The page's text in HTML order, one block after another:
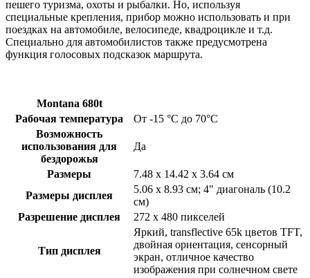
пешего туризма, охоты и рыбалки. Но, используя
специальные крепления, прибор можно использовать и при
поездках на автомобиле, велосипеде, квадроцикле и т.д.
Специально для автомобилистов также предусмотрена
функция голосовых подсказок маршрута.
Montana 680t
Рабочая температура
От -15 °С до 70°С
Возможность
использования для
бездорожья
Да
Размеры
7.48 x 14.42 x 3.64 см
Размеры дисплея
5.06 x 8.93 см; 4" диагональ (10.2
см)
Разрешение дисплея
272 x 480 пикселей
Тип дисплея
Яркий, transflective 65k цветов TFT,
двойная ориентация, сенсорный
экран, отличное качество
изображения при солнечном свете